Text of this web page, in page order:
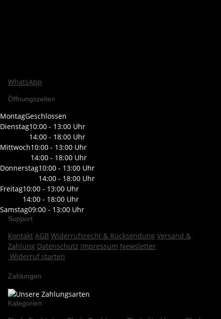
WhatsApp
Öffnungszeiten
MontagGeschlossen
Dienstag10:00 - 13:00 Uhr
14:00 - 18:00 Uhr
Mittwoch10:00 - 13:00 Uhr
14:00 - 18:00 Uhr
Donnerstag10:00 - 13:00 Uhr
14:00 - 18:00 Uhr
Freitag10:00 - 13:00 Uhr
14:00 - 18:00 Uhr
Samstag09:00 - 13:00 Uhr
Support
Kontakt AGB Widerrufsrecht & Rücksendung Versand &
Zahlung Datenschutz Impressum Newsletter
Widerruf starten
Zahlungen
Kategorien